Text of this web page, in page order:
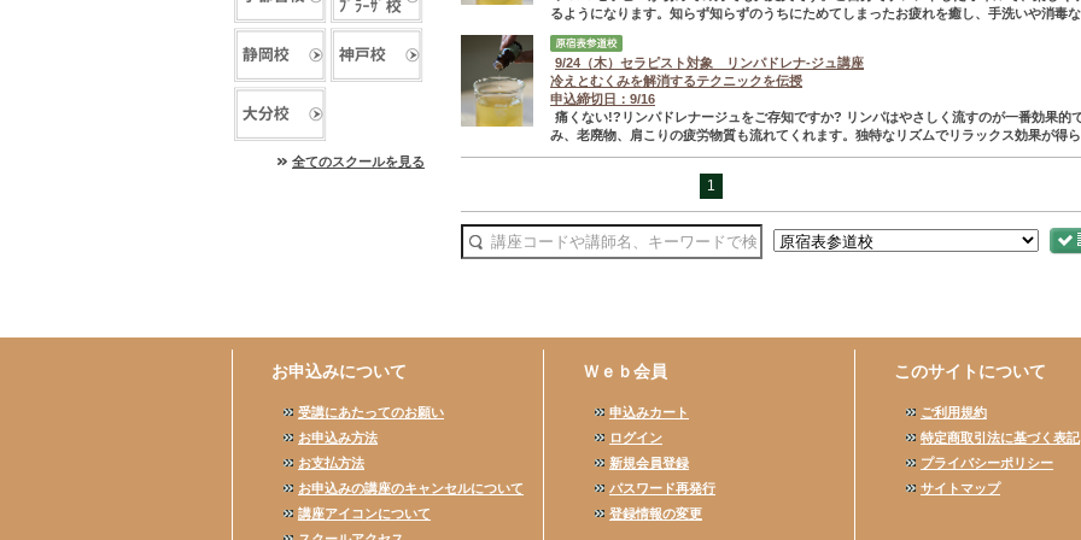
全てのスクールを見る
るようになります。知らず知らずのうちにためてしまったお疲れを癒し、手洗いや消毒
9/24（木）セラピスト対象 リンパドレナ-ジュ講座
冷えとむくみを解消するテクニックを伝授
申込締切日：9/16
痛くない!?リンパドレナージュをご存知ですか? リンパはやさしく流すのが一番効果的
み、老廃物、肩こりの疲労物質も流れてくれます。独特なリズムでリラックス効果が得
1
お申込みについて
受講にあたってのお願い
お申込み方法
お支払方法
お申込みの講座のキャンセルについて
講座アイコンについて
Ｗｅｂ会員
申込みカート
ログイン
新規会員登録
パスワード再発行
登録情報の変更
このサイトについて
ご利用規約
特定商取引法に基づく表記
プライバシーポリシー
サイトマップ